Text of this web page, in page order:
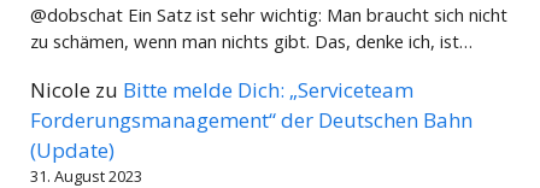
@dobschat Ein Satz ist sehr wichtig: Man braucht sich nicht
zu schämen, wenn man nichts gibt. Das, denke ich, ist…
Nicole zu Bitte melde Dich: „Serviceteam
Forderungsmanagement“ der Deutschen Bahn
(Update)
31. August 2023